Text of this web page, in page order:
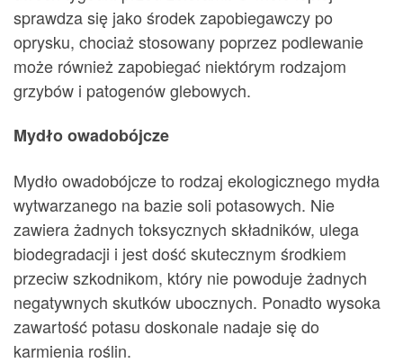
sprawdza się jako środek zapobiegawczy po
oprysku, chociaż stosowany poprzez podlewanie
może również zapobiegać niektórym rodzajom
grzybów i patogenów glebowych.
Mydło owadobójcze
Mydło owadobójcze to rodzaj ekologicznego mydła
wytwarzanego na bazie soli potasowych. Nie
zawiera żadnych toksycznych składników, ulega
biodegradacji i jest dość skutecznym środkiem
przeciw szkodnikom, który nie powoduje żadnych
negatywnych skutków ubocznych. Ponadto wysoka
zawartość potasu doskonale nadaje się do
karmienia roślin.